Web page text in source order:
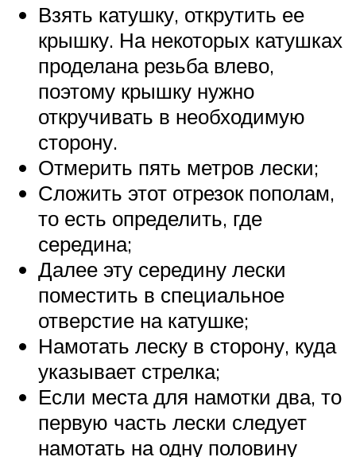
Взять катушку, открутить ее
крышку. На некоторых катушках
проделана резьба влево,
поэтому крышку нужно
откручивать в необходимую
сторону.
Отмерить пять метров лески;
Сложить этот отрезок пополам,
то есть определить, где
середина;
Далее эту середину лески
поместить в специальное
отверстие на катушке;
Намотать леску в сторону, куда
указывает стрелка;
Если места для намотки два, то
первую часть лески следует
намотать на одну половину